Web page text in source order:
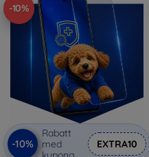
-10%
-10%
Rabatt
med
EXTRA10